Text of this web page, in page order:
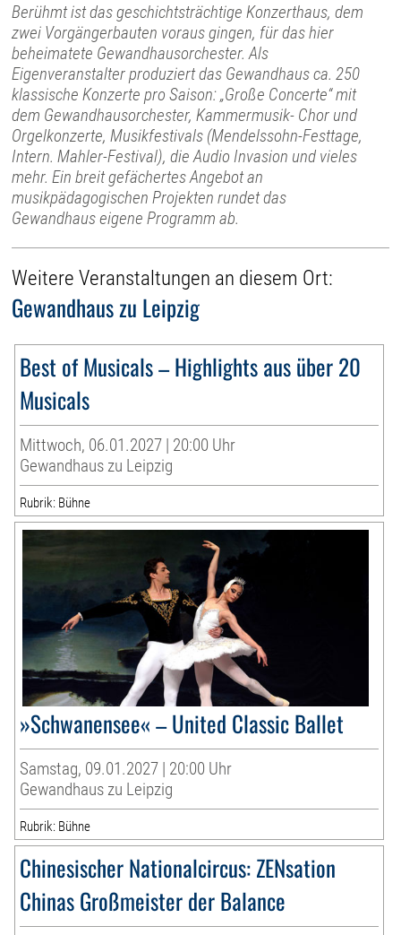
Berühmt ist das geschichtsträchtige Konzerthaus, dem
zwei Vorgängerbauten voraus gingen, für das hier
beheimatete Gewandhausorchester. Als
Eigenveranstalter produziert das Gewandhaus ca. 250
klassische Konzerte pro Saison: „Große Concerte“ mit
dem Gewandhausorchester, Kammermusik- Chor und
Orgelkonzerte, Musikfestivals (Mendelssohn-Festtage,
Intern. Mahler-Festival), die Audio Invasion und vieles
mehr. Ein breit gefächertes Angebot an
musikpädagogischen Projekten rundet das
Gewandhaus eigene Programm ab.
Weitere Veranstaltungen an diesem Ort:
Gewandhaus zu Leipzig
Best of Musicals – Highlights aus über 20
Musicals
Mittwoch, 06.01.2027 | 20:00 Uhr
Gewandhaus zu Leipzig
Rubrik: Bühne
»Schwanensee« – United Classic Ballet
Samstag, 09.01.2027 | 20:00 Uhr
Gewandhaus zu Leipzig
Rubrik: Bühne
Chinesischer Nationalcircus: ZENsation
Chinas Großmeister der Balance